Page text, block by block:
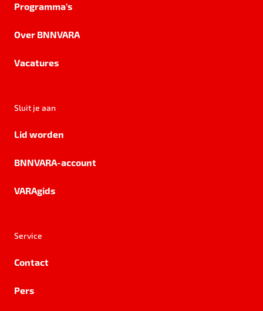
Programma's
Over BNNVARA
Vacatures
Sluit je aan
Lid worden
BNNVARA-account
VARAgids
Service
Contact
Pers